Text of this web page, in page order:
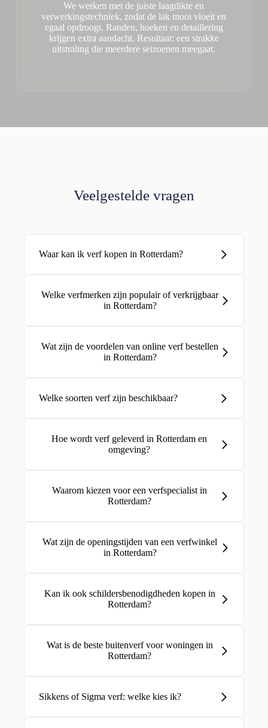
We werken met de juiste laagdikte en
verwerkingstechniek, zodat de lak mooi vloeit en
egaal opdroogt. Randen, hoeken en detaillering
krijgen extra aandacht. Resultaat: een strakke
uitstraling die meerdere seizoenen meegaat.
Veelgestelde vragen
Waar kan ik verf kopen in Rotterdam?
Welke verfmerken zijn populair of verkrijgbaar
in Rotterdam?
Wat zijn de voordelen van online verf bestellen
in Rotterdam?
Welke soorten verf zijn beschikbaar?
Hoe wordt verf geleverd in Rotterdam en
omgeving?
Waarom kiezen voor een verfspecialist in
Rotterdam?
Wat zijn de openingstijden van een verfwinkel
in Rotterdam?
Kan ik ook schildersbenodigdheden kopen in
Rotterdam?
Wat is de beste buitenverf voor woningen in
Rotterdam?
Sikkens of Sigma verf: welke kies ik?